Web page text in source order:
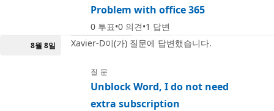
Problem with office 365
0 투표 0 의견 1 답변
8월 8일 Xavier-D이(가) 질문에 답변했습니다.
질문
Unblock Word, I do not need
extra subscription